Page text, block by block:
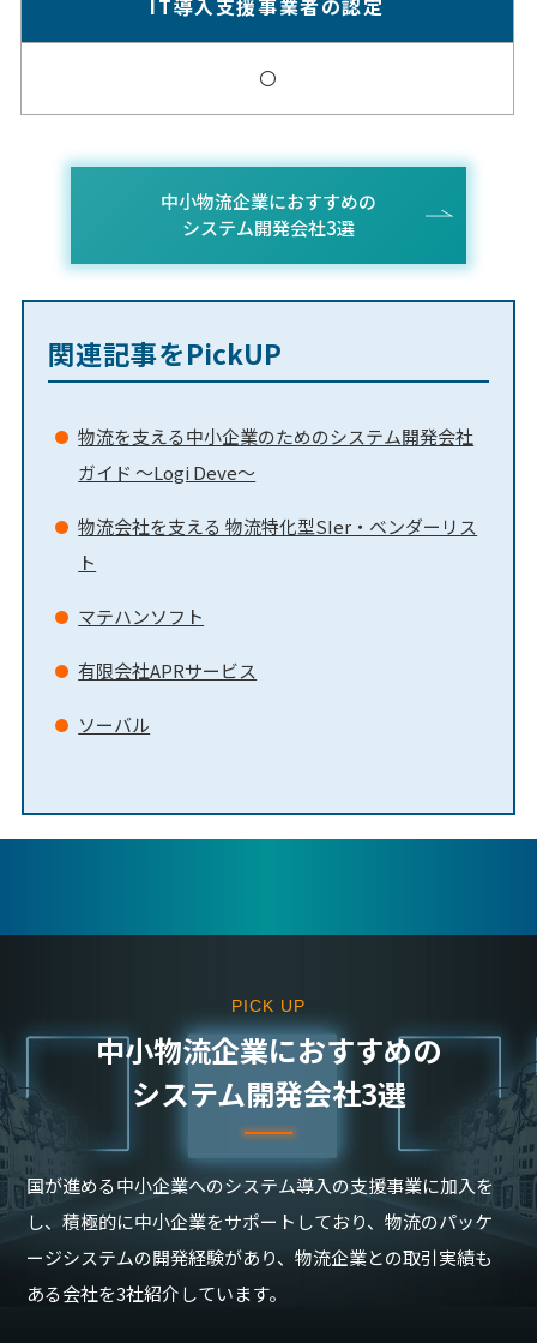
IT導入支援事業者の認定
〇
中小物流企業におすすめの
システム開発会社3選
関連記事をPickUP
物流を支える中小企業のためのシステム開発会社
ガイド ～Logi Deve～
物流会社を支える 物流特化型SIer・ベンダーリス
ト
マテハンソフト
有限会社APRサービス
ソーバル
PICK UP
中⼩物流企業におすすめの
システム開発会社3選
国が進める中小企業へのシステム導入の支援事業に加入を
し、積極的に中小企業をサポートしており、物流のパッケ
ージシステムの開発経験があり、物流企業との取引実績も
ある会社を3社紹介しています。